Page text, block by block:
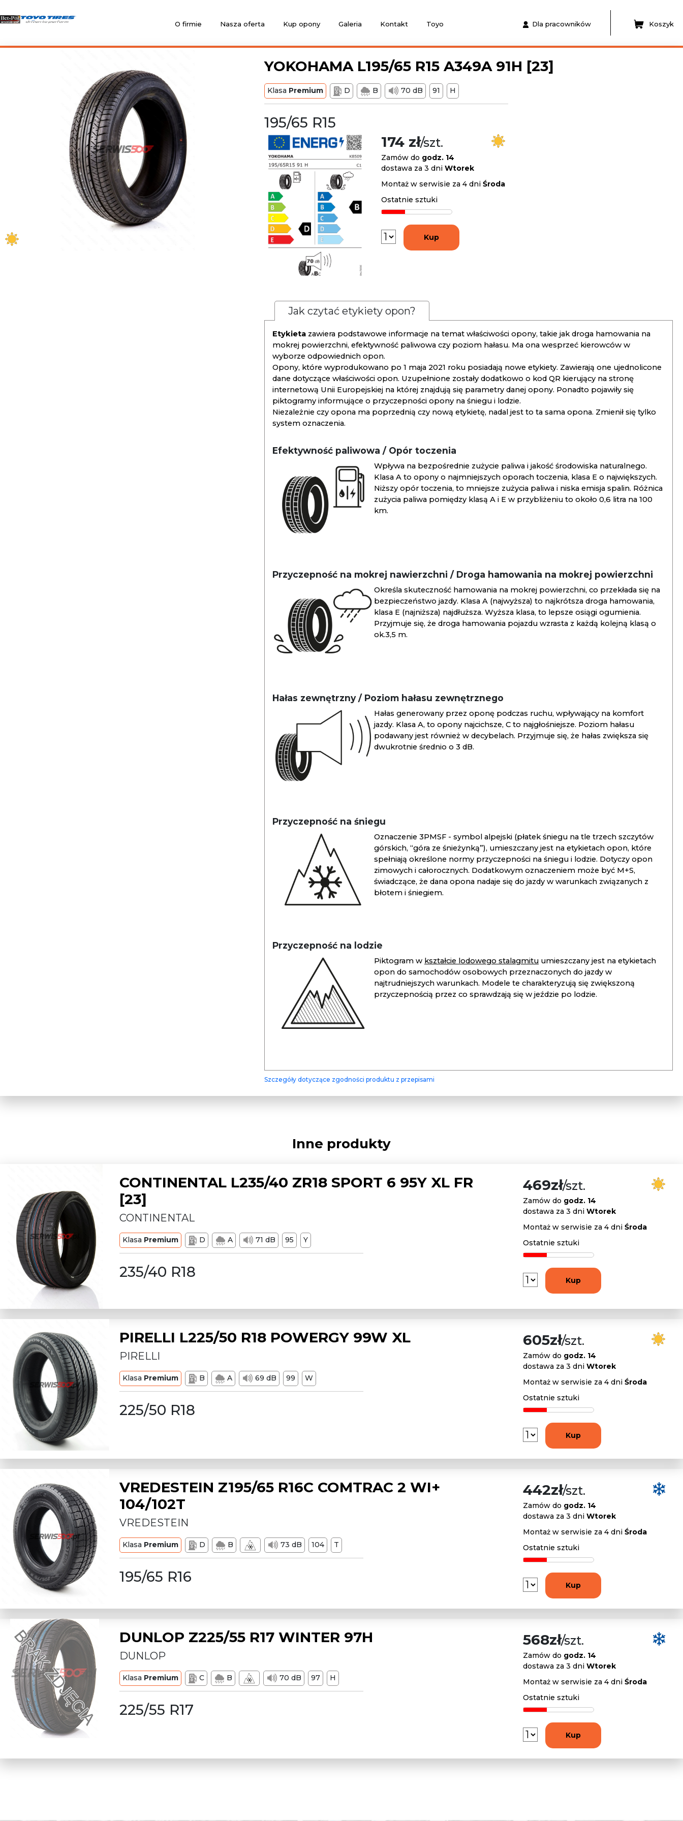
O firmie Nasza oferta Kup opony Galeria Kontakt Toyo Dla pracowników Koszyk
YOKOHAMA L195/65 R15 A349A 91H [23]
Klasa Premium D B 70 dB 91 H
195/65 R15
174 zł/szt.
Zamów do godz. 14
dostawa za 3 dni Wtorek
Montaż w serwisie za 4 dni Środa
Ostatnie sztuki
Kup
Jak czytać etykiety opon?
Etykieta zawiera podstawowe informacje na temat właściwości opony, takie jak droga hamowania na
mokrej powierzchni, efektywność paliwowa czy poziom hałasu. Ma ona wesprzeć kierowców w
wyborze odpowiednich opon.
Opony, które wyprodukowano po 1 maja 2021 roku posiadają nowe etykiety. Zawierają one ujednolicone
dane dotyczące właściwości opon. Uzupełnione zostały dodatkowo o kod QR kierujący na stronę
internetową Unii Europejskiej na której znajdują się parametry danej opony. Ponadto pojawiły się
piktogramy informujące o przyczepności opony na śniegu i lodzie.
Niezależnie czy opona ma poprzednią czy nową etykietę, nadal jest to ta sama opona. Zmienił się tylko
system oznaczenia.
Efektywność paliwowa / Opór toczenia
Wpływa na bezpośrednie zużycie paliwa i jakość środowiska naturalnego.
Klasa A to opony o najmniejszych oporach toczenia, klasa E o największych.
Niższy opór toczenia, to mniejsze zużycia paliwa i niska emisja spalin. Różnica
zużycia paliwa pomiędzy klasą A i E w przybliżeniu to około 0,6 litra na 100
km.
Przyczepność na mokrej nawierzchni / Droga hamowania na mokrej powierzchni
Określa skuteczność hamowania na mokrej powierzchni, co przekłada się na
bezpieczeństwo jazdy. Klasa A (najwyższa) to najkrótsza droga hamowania,
klasa E (najniższa) najdłuższa. Wyższa klasa, to lepsze osiągi ogumienia.
Przyjmuje się, że droga hamowania pojazdu wzrasta z każdą kolejną klasą o
ok.3,5 m.
Hałas zewnętrzny / Poziom hałasu zewnętrznego
Hałas generowany przez oponę podczas ruchu, wpływający na komfort
jazdy. Klasa A, to opony najcichsze, C to najgłośniejsze. Poziom hałasu
podawany jest również w decybelach. Przyjmuje się, że hałas zwiększa się
dwukrotnie średnio o 3 dB.
Przyczepność na śniegu
Oznaczenie 3PMSF - symbol alpejski (płatek śniegu na tle trzech szczytów
górskich, “góra ze śnieżynką”), umieszczany jest na etykietach opon, które
spełniają określone normy przyczepności na śniegu i lodzie. Dotyczy opon
zimowych i całorocznych. Dodatkowym oznaczeniem może być M+S,
świadczące, że dana opona nadaje się do jazdy w warunkach związanych z
błotem i śniegiem.
Przyczepność na lodzie
Piktogram w kształcie lodowego stalagmitu umieszczany jest na etykietach
opon do samochodów osobowych przeznaczonych do jazdy w
najtrudniejszych warunkach. Modele te charakteryzują się zwiększoną
przyczepnością przez co sprawdzają się w jeździe po lodzie.
Szczegóły dotyczące zgodności produktu z przepisami
Inne produkty
CONTINENTAL L235/40 ZR18 SPORT 6 95Y XL FR
[23]
CONTINENTAL
Klasa Premium D A 71 dB 95 Y
235/40 R18
469zł/szt.
Zamów do godz. 14
dostawa za 3 dni Wtorek
Montaż w serwisie za 4 dni Środa
Ostatnie sztuki
Kup
PIRELLI L225/50 R18 POWERGY 99W XL
PIRELLI
Klasa Premium B A 69 dB 99 W
225/50 R18
605zł/szt.
Zamów do godz. 14
dostawa za 3 dni Wtorek
Montaż w serwisie za 4 dni Środa
Ostatnie sztuki
Kup
VREDESTEIN Z195/65 R16C COMTRAC 2 WI+
104/102T
VREDESTEIN
Klasa Premium D B 73 dB 104 T
195/65 R16
442zł/szt.
Zamów do godz. 14
dostawa za 3 dni Wtorek
Montaż w serwisie za 4 dni Środa
Ostatnie sztuki
Kup
DUNLOP Z225/55 R17 WINTER 97H
DUNLOP
Klasa Premium C B 70 dB 97 H
225/55 R17
568zł/szt.
Zamów do godz. 14
dostawa za 3 dni Wtorek
Montaż w serwisie za 4 dni Środa
Ostatnie sztuki
Kup